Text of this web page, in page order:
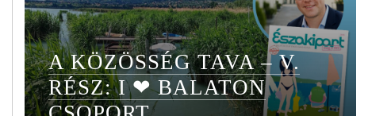
A KÖZÖSSÉG TAVA – V.
RÉSZ: I ❤ BALATON